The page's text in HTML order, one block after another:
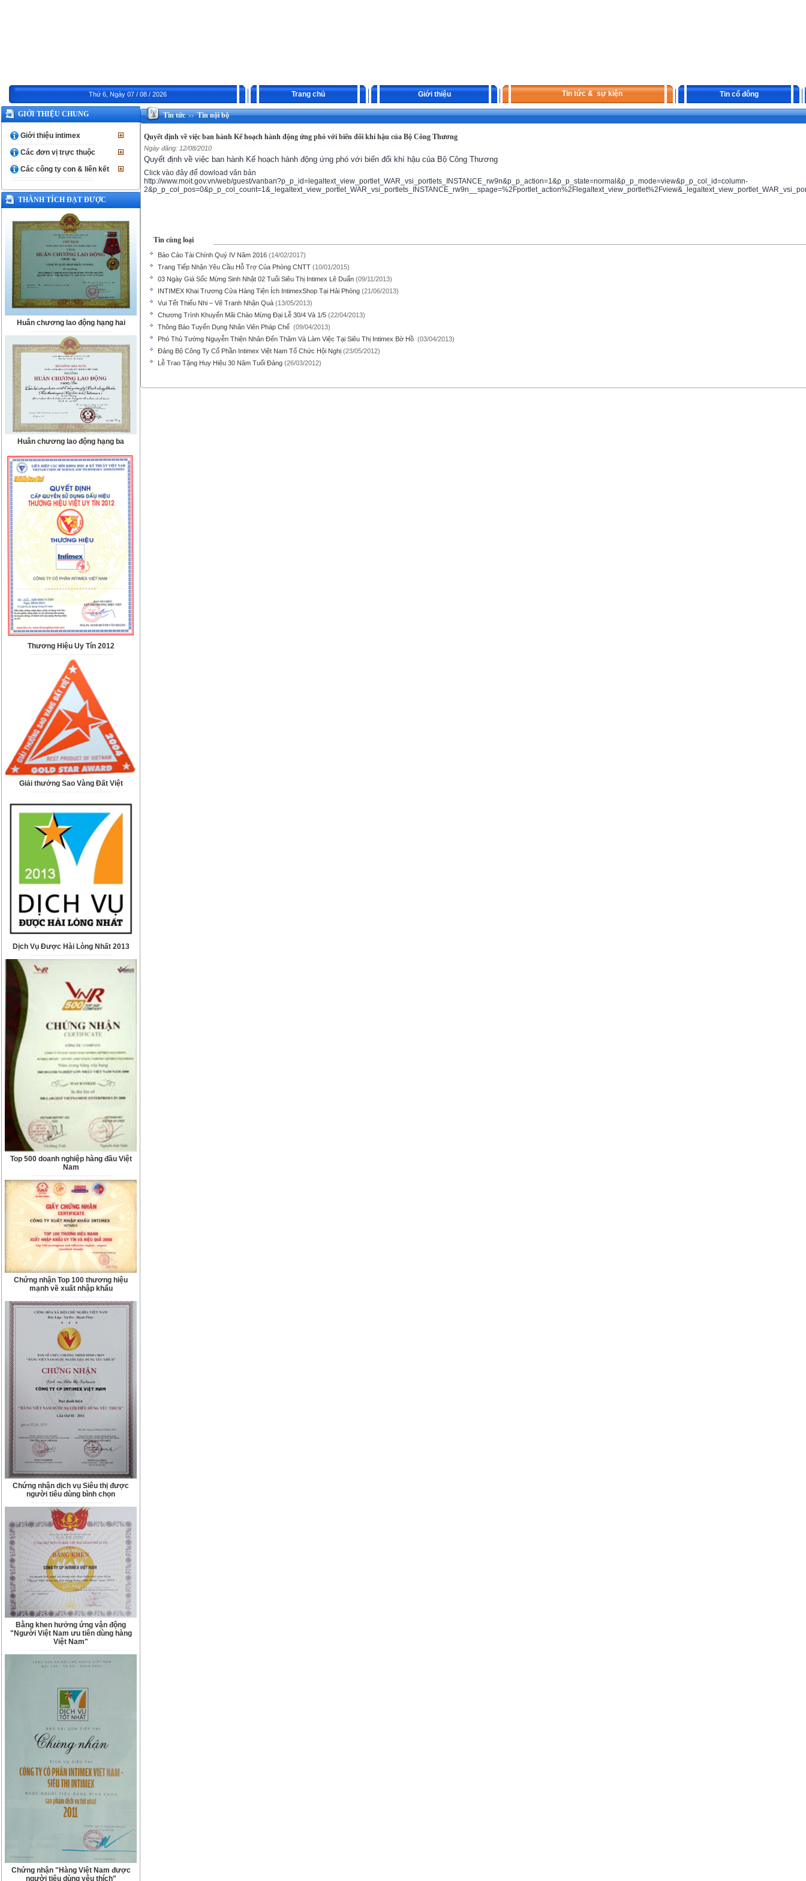
Thứ 6, Ngày 07 / 08 / 2026 Trang chủ Giới thiệu Tin tức & sự kiện Tin cổ đông
GIỚI THIỆU CHUNG
Giới thiệu intimex
Các đơn vị trực thuộc
Các công ty con & liên kết
THÀNH TÍCH ĐẠT ĐƯỢC
Huân chương lao động hạng hai
Huân chương lao động hạng ba
Thương Hiệu Uy Tín 2012
Giải thưởng Sao Vàng Đất Việt
Dịch Vụ Được Hài Lòng Nhất 2013
Top 500 doanh nghiệp hàng đầu Việt
Nam
Chứng nhận Top 100 thương hiệu
mạnh về xuất nhập khẩu
Chứng nhận dịch vụ Siêu thị được
người tiêu dùng bình chọn
Bằng khen hưởng ứng vận động
"Người Việt Nam ưu tiên dùng hàng
Việt Nam"
Chứng nhận "Hàng Việt Nam được
người tiêu dùng yêu thích"
Tin tức>>Tin nội bộ
Quyết định về việc ban hành Kế hoạch hành động ứng phó với biến đổi khí hậu của Bộ Công Thương
Ngày đăng: 12/08/2010
Quyết định về việc ban hành Kế hoạch hành động ứng phó với biến đổi khí hậu của Bộ Công Thương
Click vào đây để dowload văn bản
http://www.moit.gov.vn/web/guest/vanban?p_p_id=legaltext_view_portlet_WAR_vsi_portlets_INSTANCE_rw9n&p_p_action=1&p_p_state=normal&p_p_mode=view&p_p_col_id=column-
Tin cùng loại
Báo Cáo Tài Chính Quý IV Năm 2016 (14/02/2017)
Trang Tiếp Nhận Yêu Cầu Hỗ Trợ Của Phòng CNTT (10/01/2015)
03 Ngày Giá Sốc Mừng Sinh Nhật 02 Tuổi Siêu Thị Intimex Lê Duẩn (09/11/2013)
INTIMEX Khai Trương Cửa Hàng Tiện Ích IntimexShop Tại Hải Phòng (21/06/2013)
Vui Tết Thiếu Nhi – Vẽ Tranh Nhận Quà (13/05/2013)
Chương Trình Khuyến Mãi Chào Mừng Đại Lễ 30/4 Và 1/5 (22/04/2013)
Thông Báo Tuyển Dụng Nhân Viên Pháp Chế (09/04/2013)
Phó Thủ Tướng Nguyễn Thiện Nhân Đến Thăm Và Làm Việc Tại Siêu Thị Intimex Bờ Hồ (03/04/2013)
Đảng Bộ Công Ty Cổ Phần Intimex Việt Nam Tổ Chức Hội Nghị (23/05/2012)
Lễ Trao Tặng Huy Hiệu 30 Năm Tuổi Đảng (26/03/2012)